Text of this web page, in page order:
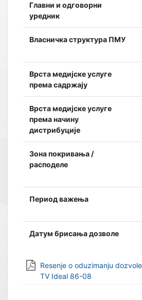
Главни и одговорни
уредник
Власничка структура ПМУ
Врста медијске услуге
према садржају
Врста медијске услуге
према начину
дистрибуције
Зона покривања /
расподеле
Период важења
Датум брисања дозволе
Resenje o oduzimanju
TV Ideal 86-08